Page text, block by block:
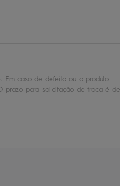
Em caso de defeito ou o produto
prazo para solicitação de troca é de